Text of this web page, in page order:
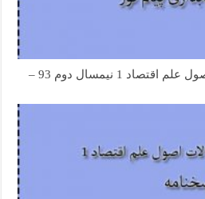
دانلود رایگان نمونه سوال اصول علم اقتصاد 1 نیمسال دوم 93 –